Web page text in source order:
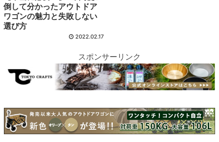
倒して分かったアウトドア
ワゴンの魅力と失敗しない
選び方
2022.02.17
スポンサーリンク